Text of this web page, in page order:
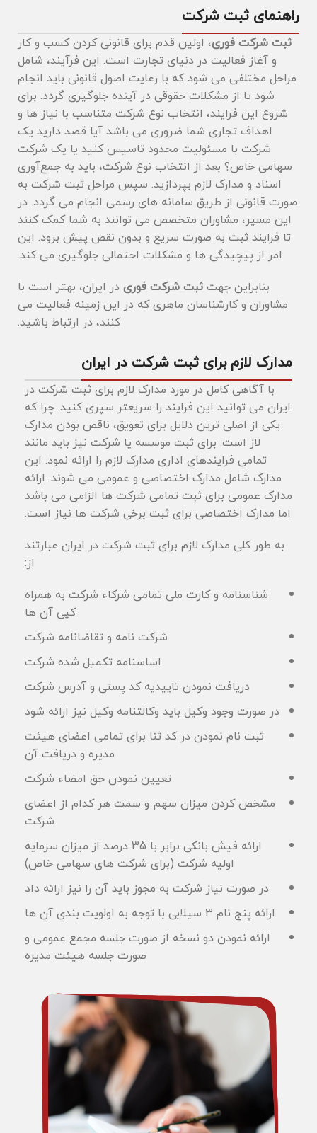
راهنمای ثبت شرکت
ثبت شرکت فوری، اولین قدم برای قانونی کردن کسب ‌و کار
و آغاز فعالیت در دنیای تجارت است. این فرآیند، شامل
مراحل مختلفی می شود که با رعایت اصول قانونی باید انجام
شود تا از مشکلات حقوقی در آینده جلوگیری گردد. برای
شروع این فرایند، انتخاب نوع شرکت متناسب با نیاز ها و
اهداف تجاری شما ضروری می باشد آیا قصد دارید یک
شرکت با مسئولیت محدود تاسیس کنید یا یک شرکت
سهامی خاص؟ بعد از انتخاب نوع شرکت، باید به جمع‌آوری
اسناد و مدارک لازم بپردازید. سپس مراحل ثبت شرکت به
صورت قانونی از طریق سامانه ‌های رسمی انجام می گردد. در
این مسیر، مشاوران متخصص می ‌توانند به شما کمک کنند
تا فرایند ثبت به‌ صورت سریع و بدون نقص پیش برود. این
امر از پیچیدگی‌ ها و مشکلات احتمالی جلوگیری می کند.
بنابراین جهتثبت شرکت فوریدر ایران، بهتر است با
مشاوران و کارشناسان ماهری که در این زمینه فعالیت می
کنند، در ارتباط باشید.
مدارک لازم برای ثبت شرکت در ایران
با آگاهی کامل در مورد مدارک لازم برای ثبت شرکت در
ایران می توانید این فرایند را سریعتر سپری کنید. چرا که
یکی از اصلی ترین دلایل برای تعویق، ناقص بودن مدارک
لاز است. برای ثبت موسسه یا شرکت نیز باید مانند
تمامی فرایندهای اداری مدارک لازم را ارائه نمود. این
مدارک شامل مدارک اختصاصی و عمومی می شوند. ارائه
مدارک عمومی برای ثبت تمامی شرکت ها الزامی می باشد
اما مدارک اختصاصی برای ثبت برخی شرکت ها نیاز است.
به طور کلی مدارک لازم برای ثبت شرکت در ایران عبارتند
از:
شناسنامه و کارت ملی تمامی شرکاء شرکت به همراه
کپی آن ها
شرکت نامه و تقاضانامه شرکت
اساسنامه تکمیل شده شرکت
دریافت نمودن تاییدیه کد پستی و آدرس شرکت
در صورت وجود وکیل باید وکالتنامه وکیل نیز ارائه شود
ثبت نام نمودن در کد ثنا برای تمامی اعضای هیئت
مدیره و دریافت آن
تعیین نمودن حق امضاء شرکت
مشخص کردن میزان سهم و سمت هر کدام از اعضای
شرکت
ارائه فیش بانکی برابر با 35 درصد از میزان سرمایه
اولیه شرکت (برای شرکت های سهامی خاص)
در صورت نیاز شرکت به مجوز باید آن را نیز ارائه داد
ارائه پنج نام 3 سیلابی با توجه به اولویت بندی آن ها
ارائه نمودن دو نسخه از صورت جلسه مجمع عمومی و
صورت جلسه هیئت مدیره